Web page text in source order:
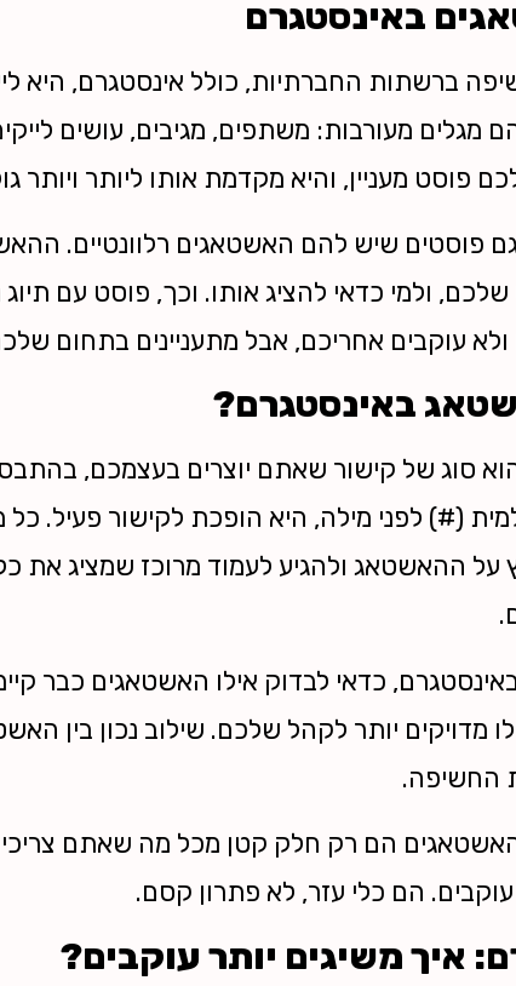
באינסטגרם
ברשתות החברתיות, כולל אינסטגרם, היא
מגלים מעורבות: משתפים, מגיבים, עושים
פוסט מעניין, והיא מקדמת אותו ליותר ויותר
פוסטים שיש להם האשטאגים רלוונטיים.
ולמי כדאי להציג אותו. וכך, פוסט עם תיוג
עוקבים אחריכם, אבל מתעניינים בתחום
באינסטגרם?
סוג של קישור שאתם יוצרים בעצמכם,
(#) לפני מילה, היא הופכת לקישור פעיל.
על ההאשטאג ולהגיע לעמוד מרוכז שמציג את
כדאי לבדוק אילו האשטאגים כבר
מדויקים יותר לקהל שלכם. שילוב נכון בין
החשיפה.
הם רק חלק קטן מכל מה שאתם
עוקבים. הם כלי עזר, לא פתרון קסם.
איך משיגים יותר עוקבים?